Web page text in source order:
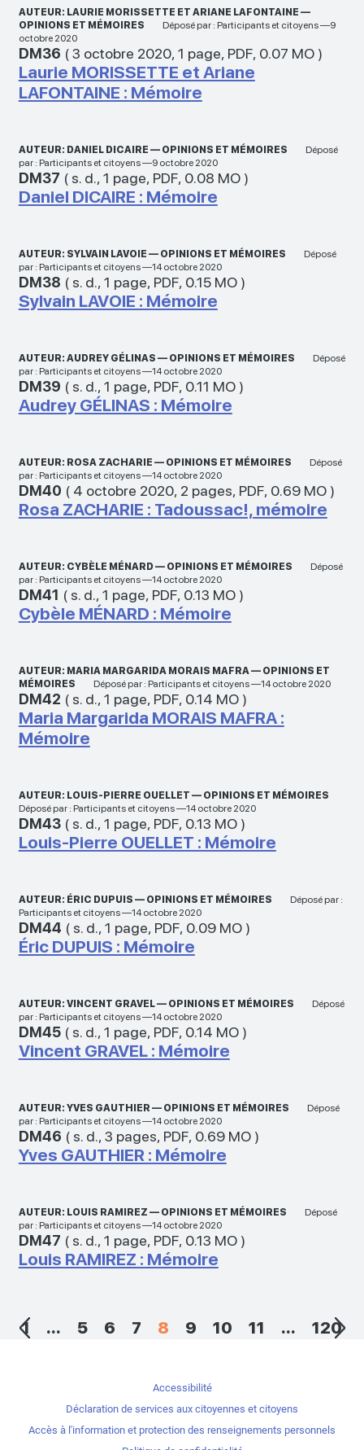
AUTEUR: LAURIE MORISSETTE ET ARIANE LAFONTAINE —
OPINIONS ET MÉMOIRES
Déposé par : Participants et citoyens —9
octobre 2020
DM36 (3 octobre 2020, 1 page, PDF, 0.07 MO)
Laurie MORISSETTE et Ariane
LAFONTAINE : Mémoire
AUTEUR: DANIEL DICAIRE — OPINIONS ET MÉMOIRES
Déposé
par : Participants et citoyens —9 octobre 2020
DM37 ( s. d., 1 page, PDF, 0.08 MO)
Daniel DICAIRE : Mémoire
AUTEUR: SYLVAIN LAVOIE — OPINIONS ET MÉMOIRES
Déposé
par : Participants et citoyens —14 octobre 2020
DM38 ( s. d., 1 page, PDF, 0.15 MO)
Sylvain LAVOIE : Mémoire
AUTEUR: AUDREY GÉLINAS — OPINIONS ET MÉMOIRES
Déposé
par : Participants et citoyens —14 octobre 2020
DM39 ( s. d., 1 page, PDF, 0.11 MO)
Audrey GÉLINAS : Mémoire
AUTEUR: ROSA ZACHARIE — OPINIONS ET MÉMOIRES
Déposé
par : Participants et citoyens —14 octobre 2020
DM40 ( 4 octobre 2020, 2 pages, PDF, 0.69 MO)
Rosa ZACHARIE : Tadoussac!, mémoire
AUTEUR: CYBÈLE MÉNARD — OPINIONS ET MÉMOIRES
Déposé
par : Participants et citoyens —14 octobre 2020
DM41 ( s. d., 1 page, PDF, 0.13 MO)
Cybèle MÉNARD : Mémoire
AUTEUR: MARIA MARGARIDA MORAIS MAFRA — OPINIONS ET
MÉMOIRES
Déposé par : Participants et citoyens —14 octobre 2020
DM42 ( s. d., 1 page, PDF, 0.14 MO)
Maria Margarida MORAIS MAFRA :
Mémoire
AUTEUR: LOUIS-PIERRE OUELLET — OPINIONS ET MÉMOIRES
Déposé par : Participants et citoyens —14 octobre 2020
DM43( s. d., 1 page, PDF, 0.13 MO)
Louis-Pierre OUELLET : Mémoire
AUTEUR: ÉRIC DUPUIS — OPINIONS ET MÉMOIRES
Déposé par :
Participants et citoyens —14 octobre 2020
DM44 ( s. d., 1 page, PDF, 0.09 MO)
Éric DUPUIS : Mémoire
AUTEUR: VINCENT GRAVEL — OPINIONS ET MÉMOIRES
Déposé
par : Participants et citoyens —14 octobre 2020
DM45( s. d., 1 page, PDF, 0.14 MO)
Vincent GRAVEL : Mémoire
AUTEUR: YVES GAUTHIER — OPINIONS ET MÉMOIRES
Déposé
par : Participants et citoyens —14 octobre 2020
DM46 ( s. d., 3 pages, PDF, 0.69 MO)
Yves GAUTHIER : Mémoire
AUTEUR: LOUIS RAMIREZ — OPINIONS ET MÉMOIRES
Déposé
par : Participants et citoyens —14 octobre 2020
DM47 ( s. d., 1 page, PDF, 0.13 MO)
Louis RAMIREZ : Mémoire
1 ... 5 6 7 8 9 10 11 ... 120
Accessibilité
Déclaration de services aux citoyennes et citoyens
Accès à l'information et protection des renseignements personnels